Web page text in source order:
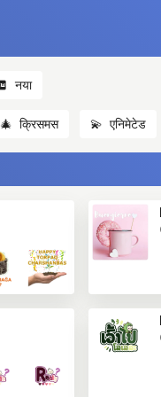
नया
🎄 क्रिसमस 💫 एनिमेटेड